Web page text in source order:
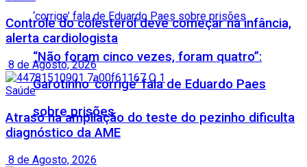
“Não foram cinco vezes, foram quatro”:
Garotinho ‘corrige’ fala de Eduardo Paes
sobre prisões
Controle do colesterol deve começar na infância,
alerta cardiologista
8 de Agosto, 2026
Saúde
Atraso na ampliação do teste do pezinho dificulta
diagnóstico da AME
8 de Agosto, 2026